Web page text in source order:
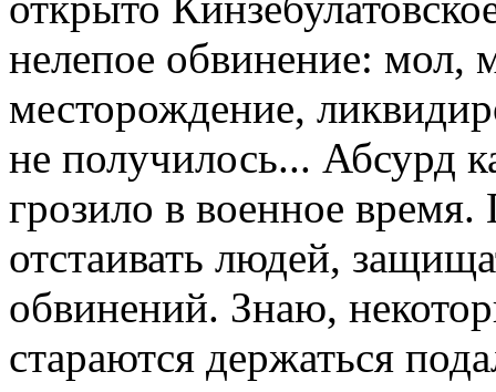
нелепое обвинение: мол,
месторождение,
не получилось... Абсурд
грозило в военное
отстаивать людей,
обвинений. Знаю,
стараются держаться